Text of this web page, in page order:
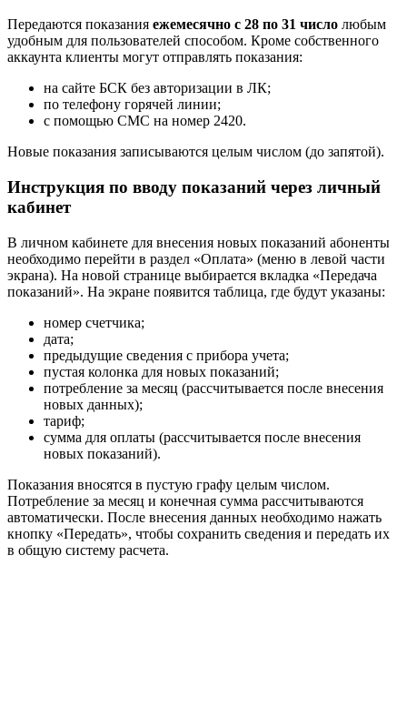
Передаются показания ежемесячно с 28 по 31 число любым
удобным для пользователей способом. Кроме собственного
аккаунта клиенты могут отправлять показания:
на сайте БСК без авторизации в ЛК;
по телефону горячей линии;
с помощью СМС на номер 2420.
Новые показания записываются целым числом (до запятой).
Инструкция по вводу показаний через личный
кабинет
В личном кабинете для внесения новых показаний абоненты
необходимо перейти в раздел «Оплата» (меню в левой части
экрана). На новой странице выбирается вкладка «Передача
показаний». На экране появится таблица, где будут указаны:
номер счетчика;
дата;
предыдущие сведения с прибора учета;
пустая колонка для новых показаний;
потребление за месяц (рассчитывается после внесения
новых данных);
тариф;
сумма для оплаты (рассчитывается после внесения
новых показаний).
Показания вносятся в пустую графу целым числом.
Потребление за месяц и конечная сумма рассчитываются
автоматически. После внесения данных необходимо нажать
кнопку «Передать», чтобы сохранить сведения и передать их
в общую систему расчета.